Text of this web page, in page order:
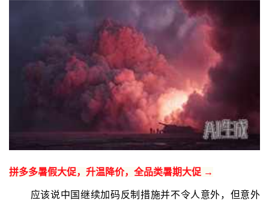
拼多多暑假大促，升温降价，全品类暑期大促 →
应该说中国继续加码反制措施并不令人意外，但意外